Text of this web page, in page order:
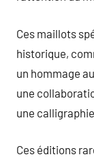
Ces maillots
historique,
un hommage
une
une
Ces éditions